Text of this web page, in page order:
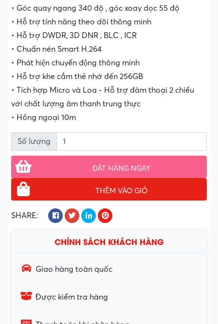
• Góc quay ngang 340 độ , góc xoay dọc 55 độ
• Hỗ trợ tính năng theo dõi thông minh
• Hỗ trợ DWDR, 3D DNR , BLC , ICR
• Chuấn nén Smart H.264
• Phát hiện chuyển động thông minh
• Hỗ trợ khe cắm thẻ nhớ đến 256GB
• Tích hợp Micro và Loa - Hỗ trợ đàm thoại 2 chiều
với chất lượng âm thanh trung thực
• Hồng ngoại 10m
Số lượng
ĐẶT HÀNG NGAY
THÊM VÀO GIỎ
SHARE:
CHÍNH SÁCH KHÁCH HÀNG
Giao hàng toàn quốc
Được kiểm tra hàng